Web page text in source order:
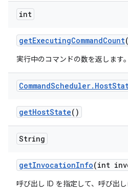
int
getExecutingCommandCount
実行中のコマンドの数を返します。
CommandScheduler. Host
getHostState()
String
getInvocationInfo(int
呼び出し ID を指定して、呼び出し